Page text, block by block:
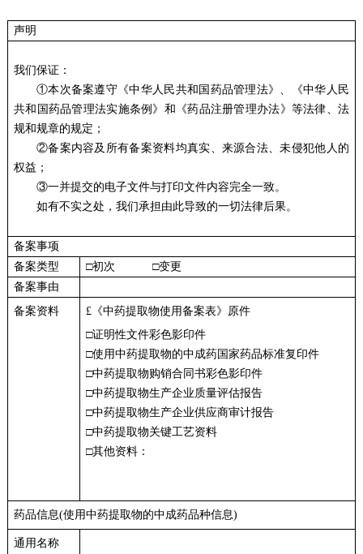
声明
我们保证：
①本次备案遵守《中华人民共和国药品管理法》、《中华人民
共和国药品管理法实施条例》和《药品注册管理办法》等法律、法
规和规章的规定；
②备案内容及所有备案资料均真实、来源合法、未侵犯他人的
权益；
③一并提交的电子文件与打印文件内容完全一致。
如有不实之处，我们承担由此导致的一切法律后果。
备案事项
备案类型
□初次 □变更
备案事由
备案资料
£《中药提取物使用备案表》原件
□证明性文件彩色影印件
□使用中药提取物的中成药国家药品标准复印件
□中药提取物购销合同书彩色影印件
□中药提取物生产企业质量评估报告
□中药提取物生产企业供应商审计报告
□中药提取物关键工艺资料
□其他资料：
药品信息(使用中药提取物的中成药品种信息)
通用名称